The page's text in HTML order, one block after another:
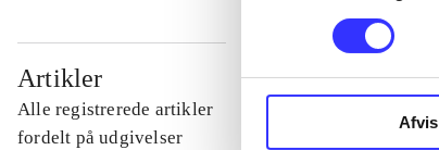
Afvis
Artikler
Alle registrerede artikler
fordelt på udgivelser